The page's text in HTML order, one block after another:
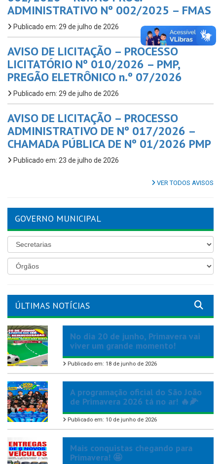
ADMINISTRATIVO Nº 002/2025 – FMAS
Publicado em: 29 de julho de 2026
AVISO DE LICITAÇÃO – PROCESSO
LICITATÓRIO Nº 010/2026 – PMP,
PREGÃO ELETRÔNICO n.º 07/2026
Publicado em: 29 de julho de 2026
AVISO DE LICITAÇÃO – PROCESSO
ADMINISTRATIVO DE Nº 017/2026 –
CHAMADA PÚBLICA DE Nº 01/2026 PMP
Publicado em: 23 de julho de 2026
VER TODOS AVISOS
GOVERNO MUNICIPAL
ÚLTIMAS NOTÍCIAS
No dia 20 de junho, Primavera vai
viver um grande momento!
Publicado em: 18 de junho de 2026
A programação oficial do São João
de Primavera 2026 tá no ar! 🔥🌽
Publicado em: 10 de junho de 2026
Mais conquistas chegando para
Primavera! 🤩